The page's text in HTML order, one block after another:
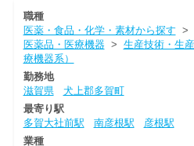
職種
医薬・食品・化学・素材から探す >
医薬品・医療機器> 生産技術・生
療機器系）
勤務地
滋賀県
犬上郡多賀町
最寄り駅
多賀大社前駅
南彦根駅
彦根駅
業種